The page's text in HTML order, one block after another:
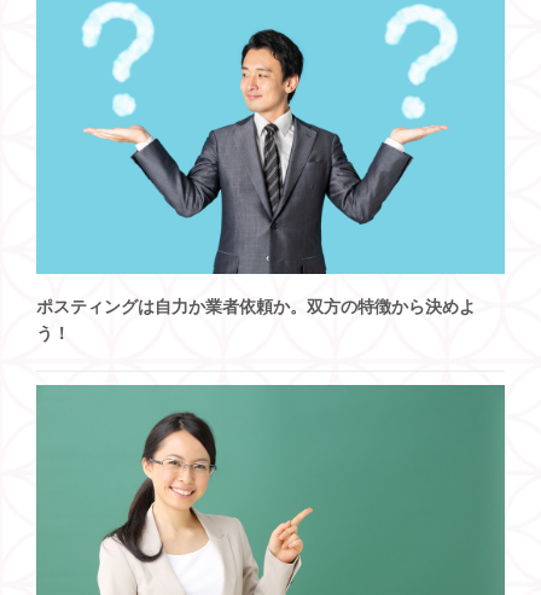
ポスティングは自力か業者依頼か。双方の特徴から決めよ
う！